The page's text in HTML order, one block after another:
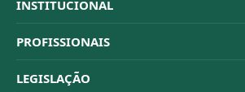
INSTITUCIONAL
Sistema CFBM
Quem Somos
PROFISSIONAIS
Habilitações
LEGISLAÇÃO